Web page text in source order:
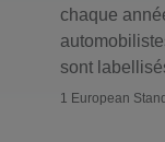
chaque
sont
1 European